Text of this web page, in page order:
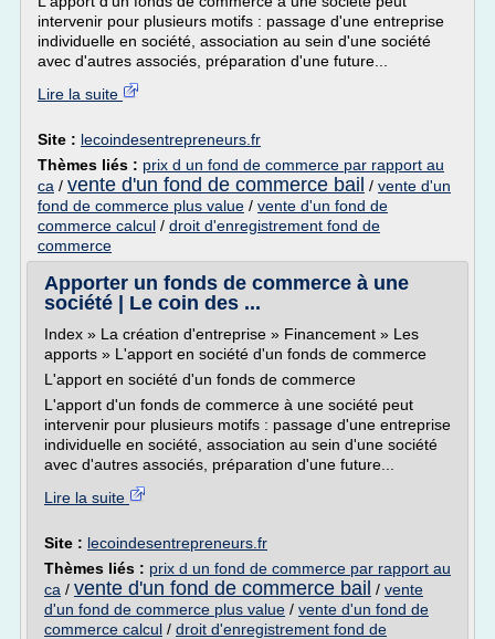
intervenir pour plusieurs motifs : passage d'une entreprise
individuelle en société, association au sein d'une société
avec d'autres associés, préparation d'une future...
Lire la suite
Site : lecoindesentrepreneurs.fr
Thèmes liés : prix d un fond de commerce par rapport au
ca / vente d'un fond de commerce bail / vente d'un
fond de commerce plus value / vente d'un fond de
commerce calcul / droit d'enregistrement fond de
commerce
Apporter un fonds de commerce à une
société | Le coin des ...
Index » La création d'entreprise » Financement » Les
apports » L'apport en société d'un fonds de commerce
L'apport en société d'un fonds de commerce
L'apport d'un fonds de commerce à une société peut
intervenir pour plusieurs motifs : passage d'une entreprise
individuelle en société, association au sein d'une société
avec d'autres associés, préparation d'une future...
Lire la suite
Site : lecoindesentrepreneurs.fr
Thèmes liés : prix d un fond de commerce par rapport au
ca / vente d'un fond de commerce bail / vente
d'un fond de commerce plus value / vente d'un fond de
commerce calcul / droit d'enregistrement fond de